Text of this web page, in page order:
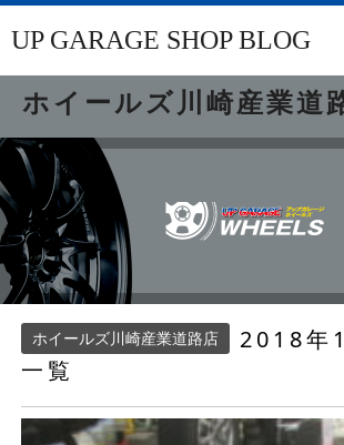
UP GARAGE SHOP BLOG
ホイールズ川崎産業道
ホイールズ川崎産業道路店
2018年
一覧